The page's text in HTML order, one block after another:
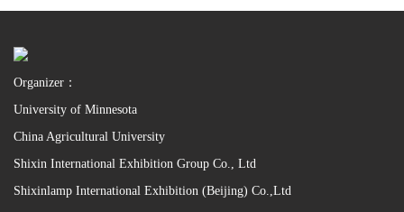
Organizer：
University of Minnesota
China Agricultural University
Shixin International Exhibition Group Co., Ltd
Shixinlamp International Exhibition (Beijing) Co.,Ltd